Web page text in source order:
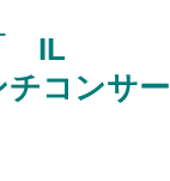
IL
コンサー